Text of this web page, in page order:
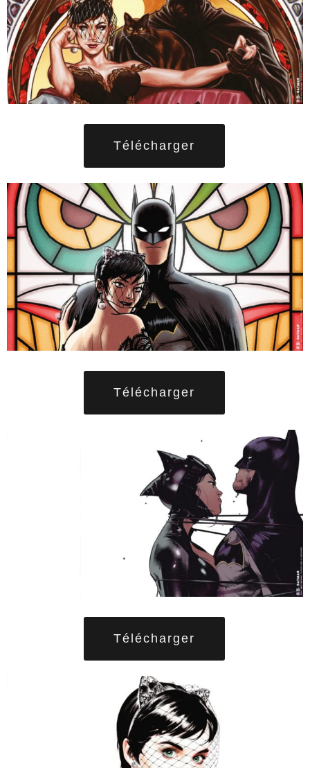
Télécharger
Télécharger
Télécharger